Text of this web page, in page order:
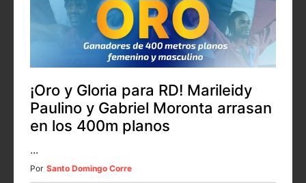
¡Oro y Gloria para RD! Marileidy
Paulino y Gabriel Moronta arrasan
en los 400m planos
...
Por Santo Domingo Corre